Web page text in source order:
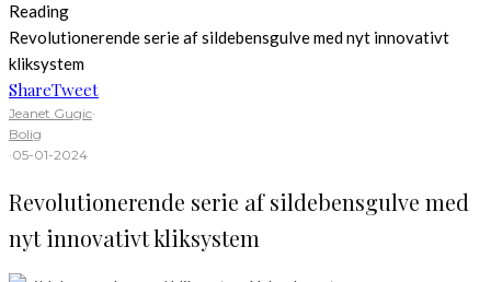
Reading
Revolutionerende serie af sildebensgulve med nyt innovativt
kliksystem
ShareTweet
Jeanet Gugic·
Bolig
·05-01-2024
Revolutionerende serie af sildebensgulve med
nyt innovativt kliksystem